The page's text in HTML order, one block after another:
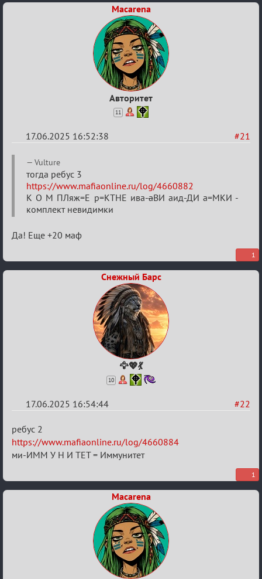
Goetia
Macarena
Авторитет
11
#21
17.06.2025 16:52:38
Re:
"Сумеречные
загадки"
Ars
Goetia
Vulture
тогда ребус 3
https://www.mafiaonline.ru/log/4660882
К О М ПЛяж=Е р=КТНЕ ива-аВИ аид-ДИ а=МКИ -
комплект невидимки
Да! Еще +20 маф
1
Снежный Барс
🦅💖💃
10
#22
17.06.2025 16:54:44
Re:
"Сумеречные
загадки"
Ars
ребус 2
https://www.mafiaonline.ru/log/4660884
ми-ИММ У Н И ТЕТ = Иммунитет
1
Macarena